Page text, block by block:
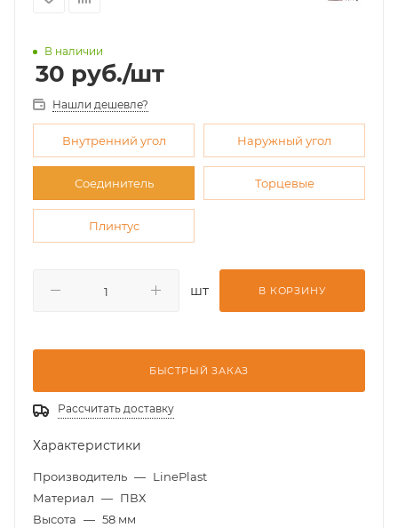
В наличии
30 руб./шт
Нашли дешевле?
Внутренний угол Наружный угол
Соединитель Торцевые
Плинтус
шт В КОРЗИНУ
БЫСТРЫЙ ЗАКАЗ
Рассчитать доставку
Характеристики
Производитель — LinePlast
Материал — ПВХ
Высота — 58 мм